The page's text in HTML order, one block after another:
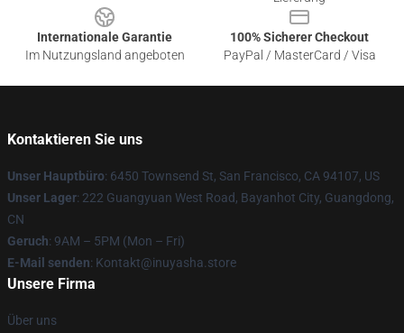
Internationale Garantie
Im Nutzungsland angeboten
100% Sicherer Checkout
PayPal / MasterCard / Visa
Kontaktieren Sie uns
Unser Hauptbüro: 6450 Townsend St, San Francisco, CA 94107, US
Unser Lager: 222 Guangyuan West Road, Bayanhot City, Guangdong,
CN
Geruch: 9AM – 5PM (Mon – Fri)
E-Mail senden: Kontakt@inuyasha.store
Unsere Firma
Über uns